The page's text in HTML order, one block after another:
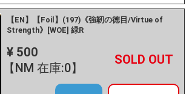
【EN】【Foil】(197)《強靭の徳目/Virtue of
Strength》[WOE] 緑R
¥ 500
【NM 在庫:0】
－ +